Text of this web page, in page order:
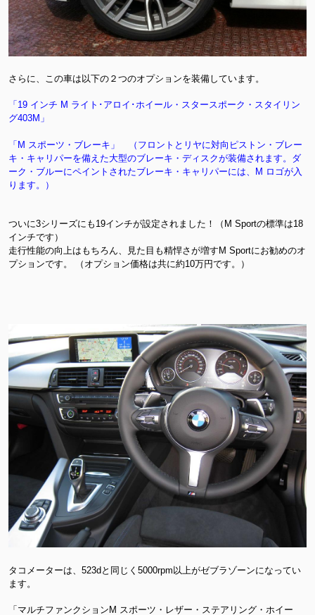
さらに、この車は以下の２つのオプションを装備しています。
「19 インチ M ライト･アロイ･ホイール・スタースポーク・スタイリン
グ403M」
「M スポーツ・ブレーキ」 （フロントとリヤに対向ピストン・ブレー
キ・キャリパーを備えた大型のブレーキ・ディスクが装備されます。ダ
ーク・ブルーにペイントされたブレーキ・キャリパーには、M ロゴが入
ります。）
ついに3シリーズにも19インチが設定されました！（M Sportの標準は18
インチです）
走行性能の向上はもちろん、見た目も精悍さが増すM Sportにお勧めのオ
プションです。 （オプション価格は共に約10万円です。）
タコメーターは、523dと同じく5000rpm以上がゼブラゾーンになってい
ます。
「マルチファンクションM スポーツ・レザー・ステアリング・ホイー